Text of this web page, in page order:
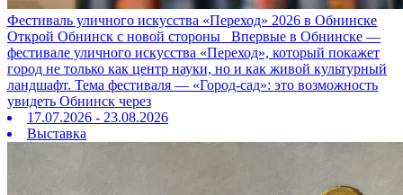
Фестиваль уличного искусства «Переход» 2026 в Обнинске
Открой Обнинск с новой стороны Впервые в Обнинске —
фестивале уличного искусства «Переход», который покажет
город не только как центр науки, но и как живой культурный
ландшафт. Тема фестиваля — «Город‑сад»: это возможность
увидеть Обнинск через
17.07.2026 - 23.08.2026
Выставка